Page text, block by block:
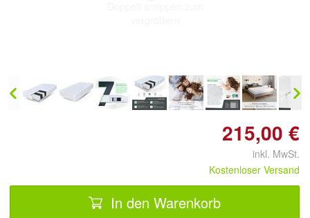
215,00 €
inkl. MwSt.
Kostenloser Versand
In den Warenkorb